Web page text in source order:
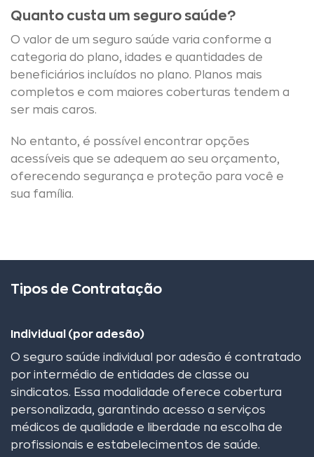
Quanto custa um seguro saúde?
O valor de um seguro saúde varia conforme a
categoria do plano, idades e quantidades de
beneficiários incluídos no plano. Planos mais
completos e com maiores coberturas tendem a
ser mais caros.
No entanto, é possível encontrar opções
acessíveis que se adequem ao seu orçamento,
oferecendo segurança e proteção para você e
sua família.
Tipos de Contratação
Individual (por adesão)
O seguro saúde individual por adesão é contratado
por intermédio de entidades de classe ou
sindicatos. Essa modalidade oferece cobertura
personalizada, garantindo acesso a serviços
médicos de qualidade e liberdade na escolha de
profissionais e estabelecimentos de saúde.